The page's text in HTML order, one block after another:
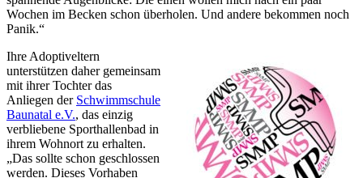
Wochen im Becken schon überholen. Und andere bekommen noch
Panik.“
Ihre Adoptiveltern
unterstützen daher gemeinsam
mit ihrer Tochter das
Anliegen der Schwimmschule
Baunatal e.V., das einzig
verbliebene Sporthallenbad in
ihrem Wohnort zu erhalten.
„Das sollte schon geschlossen
werden. Dieses Vorhaben